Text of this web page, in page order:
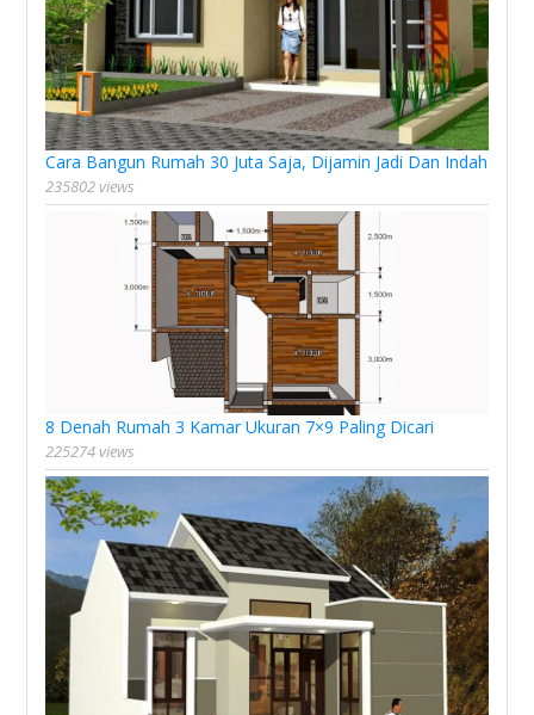
Cara Bangun Rumah 30 Juta Saja, Dijamin Jadi Dan Indah
235802 views
8 Denah Rumah 3 Kamar Ukuran 7×9 Paling Dicari
225274 views